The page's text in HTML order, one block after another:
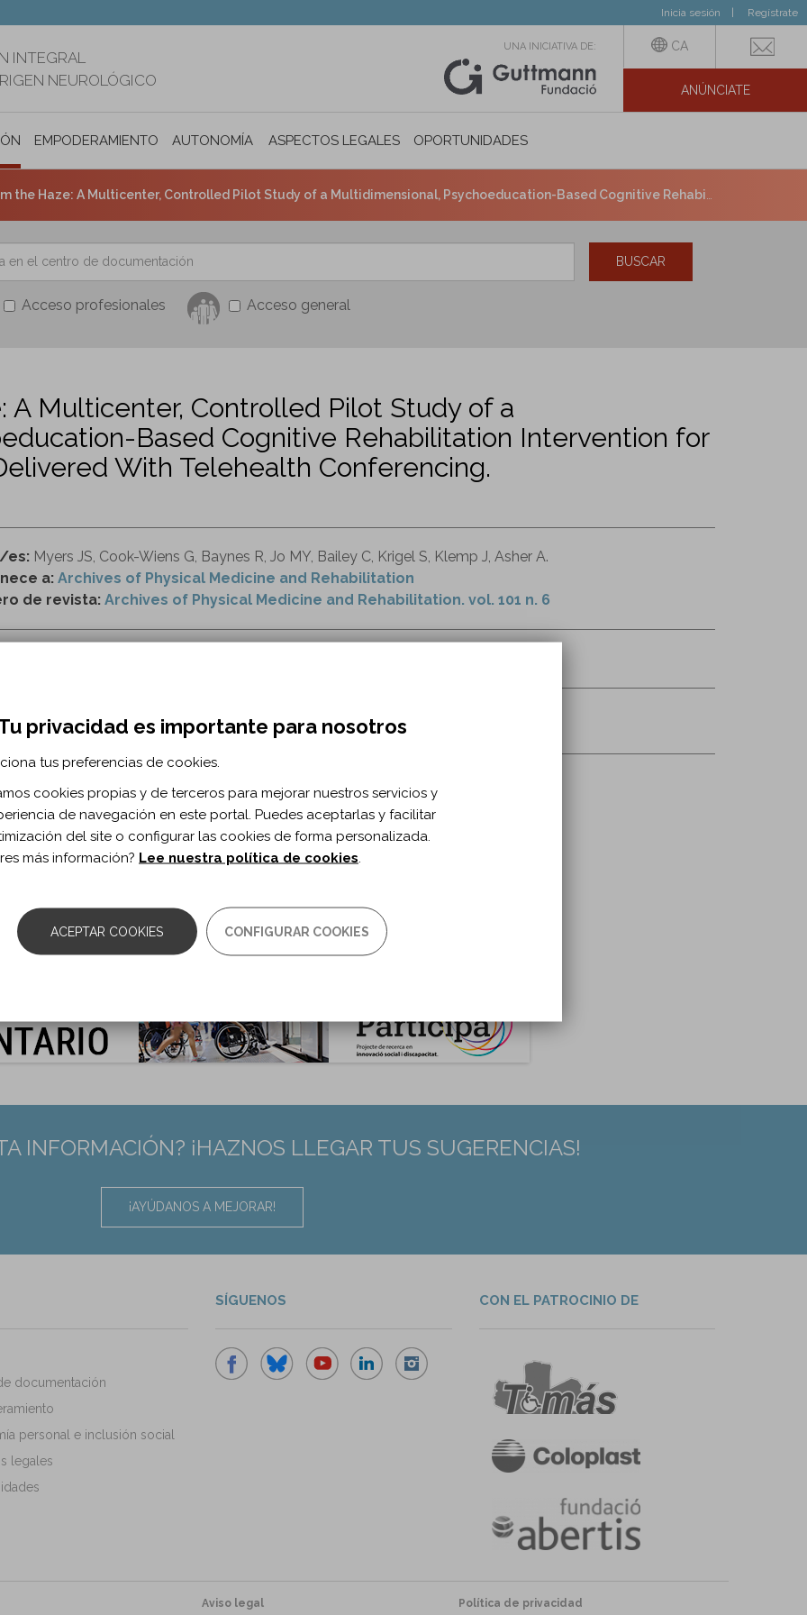
Inicia sesión Regístrate
INTEGRAL
NEUROLÓGICO
UNA INICIATIVA DE: CA
ANÚNCIATE
EMPODERAMIENTO AUTONOMÍA PERSONAL E INCLUSIÓN SOCIAL
ASPECTOS LEGALES OPORTUNIDADES
A Multicenter, Controlled Pilot Study of a Multidimensional, Psychoeducation-Based Cognitive Rehabilitation Intervention for Breast Cancer Survivors Delivered With Telehealth Conferencing.
Acceso profesionales Acceso general
BUSCAR
A Multicenter, Controlled Pilot Study of a
Based Cognitive Rehabilitation Intervention for
With Telehealth Conferencing.
es: Myers JS, Cook-Wiens G, Baynes R, Jo MY, Bailey C, Krigel S, Klemp J, Asher A.
a: Archives of Physical Medicine and Rehabilitation
de revista: Archives of Physical Medicine and Rehabilitation. vol. 101 n. 6
cáncer cognición rehabilitación
2020
Phys Med Rehabil. 2020;101(6)
documento:Artículo
10.1016/j.apmr.2020.01.021
32179067
INFORMACIÓN? ¡HAZNOS LLEGAR TUS SUGERENCIAS!
¡AYÚDANOS A MEJORAR!
documentación
personal e inclusión social
legales
SÍGUENOS CON EL PATROCINIO DE
Aviso legal
Política de privacidad
privacidad es importante para nosotros
tus preferencias de cookies.
cookies propias y de terceros para mejorar nuestros servicios y
de navegación en este portal. Puedes aceptarlas y facilitar
del site o configurar las cookies de forma personalizada.
más información? Lee nuestra política de cookies
ACEPTAR COOKIES CONFIGURAR COOKIES